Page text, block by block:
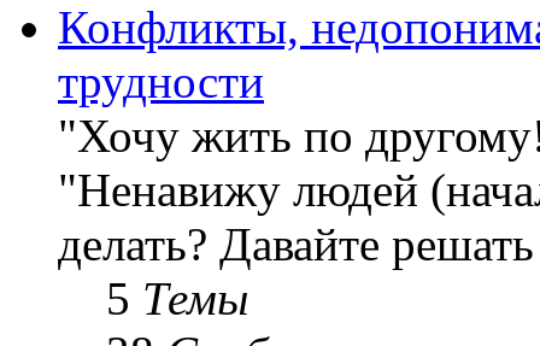
Конфликты,
трудности
"Хочу жить по
"Ненавижу людей
делать? Давайте
5 Темы